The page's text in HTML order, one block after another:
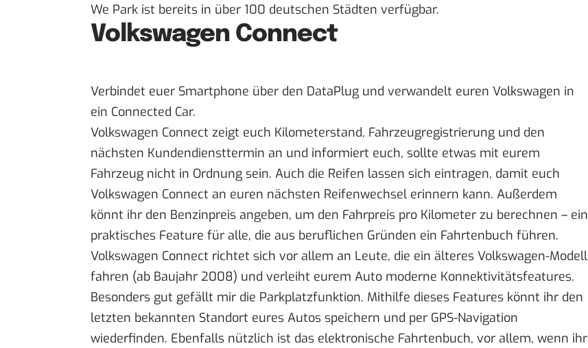
We Park ist bereits in über 100 deutschen Städten verfügbar.
Volkswagen Connect
Verbindet euer Smartphone über den DataPlug und verwandelt euren Volkswagen in
ein Connected Car.
Volkswagen Connect zeigt euch Kilometerstand, Fahrzeugregistrierung und den
nächsten Kundendiensttermin an und informiert euch, sollte etwas mit eurem
Fahrzeug nicht in Ordnung sein. Auch die Reifen lassen sich eintragen, damit euch
Volkswagen Connect an euren nächsten Reifenwechsel erinnern kann. Außerdem
könnt ihr den Benzinpreis angeben, um den Fahrpreis pro Kilometer zu berechnen – ein
praktisches Feature für alle, die aus beruflichen Gründen ein Fahrtenbuch führen.
Volkswagen Connect richtet sich vor allem an Leute, die ein älteres Volkswagen-Modell
fahren (ab Baujahr 2008) und verleiht eurem Auto moderne Konnektivitätsfeatures.
Besonders gut gefällt mir die Parkplatzfunktion. Mithilfe dieses Features könnt ihr den
letzten bekannten Standort eures Autos speichern und per GPS-Navigation
wiederfinden. Ebenfalls nützlich ist das elektronische Fahrtenbuch, vor allem, wenn ihr